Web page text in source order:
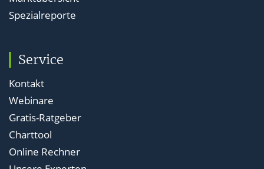
Spezialreporte
Service
Kontakt
Webinare
Gratis-Ratgeber
Charttool
Online Rechner